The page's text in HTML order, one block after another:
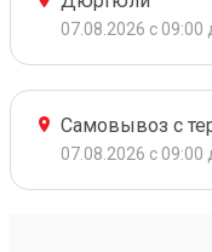
07.08.2026 с 09:00
Самовывоз с
07.08.2026 с 09:00